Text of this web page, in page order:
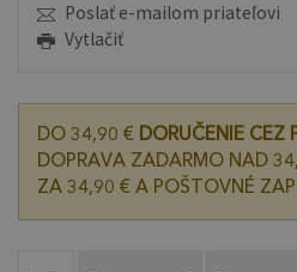
Poslať e-mailom priateľovi
Vytlačiť
DO 34,90 € DORUČENIE CEZ
DOPRAVA ZADARMO NAD
ZA 34,90 € A POŠTOVNÉ